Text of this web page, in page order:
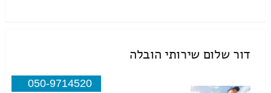
דור שלום שירותי הובלה
050-9714520